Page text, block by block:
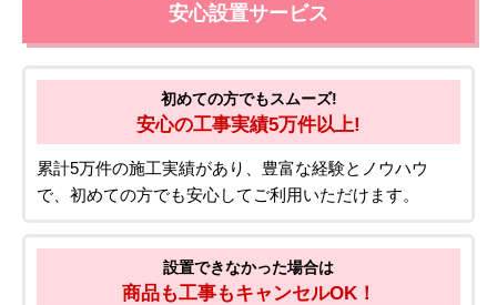
安心設置サービス
初めての方でもスムーズ!
安心の工事実績5万件以上!
累計5万件の施工実績があり、豊富な経験とノウハウ
で、初めての方でも安心してご利用いただけます。
設置できなかった場合は
商品も工事もキャンセルOK！